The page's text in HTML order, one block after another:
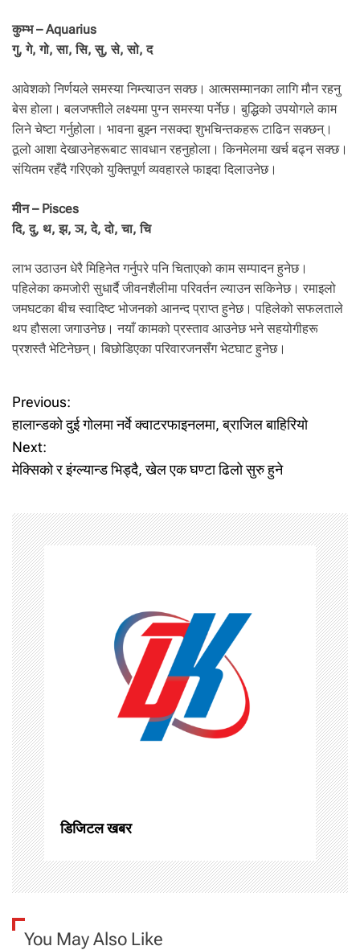
कुम्भ – Aquarius
गु, गे, गो, सा, सि, सु, से, सो, द
आवेशको निर्णयले समस्या निम्त्याउन सक्छ। आत्मसम्मानका लागि मौन रहनु
बेस होला। बलजफ्तीले लक्ष्यमा पुग्न समस्या पर्नेछ। बुद्धिको उपयोगले काम
लिने चेष्टा गर्नुहोला। भावना बुझ्न नसक्दा शुभचिन्तकहरू टाढिन सक्छन्।
ठूलो आशा देखाउनेहरूबाट सावधान रहनुहोला। किनमेलमा खर्च बढ्न सक्छ।
संयितम रहँदै गरिएको युक्तिपूर्ण व्यवहारले फाइदा दिलाउनेछ।
मीन – Pisces
दि, दु, थ, झ, ञ, दे, दो, चा, चि
लाभ उठाउन धेरै मिहिनेत गर्नुपरे पनि चिताएको काम सम्पादन हुनेछ।
पहिलेका कमजोरी सुधार्दै जीवनशैलीमा परिवर्तन ल्याउन सकिनेछ। रमाइलो
जमघटका बीच स्वादिष्ट भोजनको आनन्द प्राप्त हुनेछ। पहिलेको सफलताले
थप हौसला जगाउनेछ। नयाँ कामको प्रस्ताव आउनेछ भने सहयोगीहरू
प्रशस्तै भेटिनेछन्। बिछोडिएका परिवारजनसँग भेटघाट हुनेछ।
P
o
s
t
n
a
v
i
g
a
t
i
o
n
Previous:
हालान्डको दुई गोलमा नर्वे क्वाटरफाइनलमा, ब्राजिल बाहिरियो
Next:
मेक्सिको र इंग्ल्यान्ड भिड्दै, खेल एक घण्टा ढिलो सुरु हुने
डिजिटल खबर
You May Also Like